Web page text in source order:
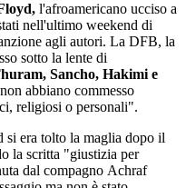
l'afroamericano ucciso a
nell'ultimo weekend di
agli autori. La DFB, la
sotto la lente di
Sancho, Hakimi e
abbiano commesso
religiosi o personali".
si era tolto la maglia dopo il
la scritta "giustizia per
dal compagno Achraf